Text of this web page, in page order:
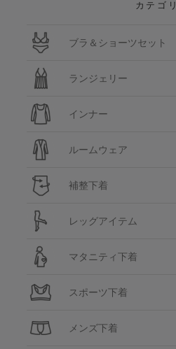
カテゴリ
ブラ＆ショーツセット
ランジェリー
インナー
ルームウェア
補整下着
レッグアイテム
マタニティ下着
スポーツ下着
メンズ下着